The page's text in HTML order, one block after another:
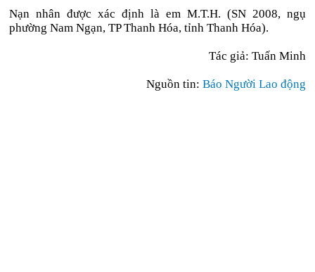
Nạn nhân được xác định là em M.T.H. (SN 2008, ngụ
phường Nam Ngạn, TP Thanh Hóa, tỉnh Thanh Hóa).
Tác giả: Tuấn Minh
Nguồn tin: Báo Người Lao động